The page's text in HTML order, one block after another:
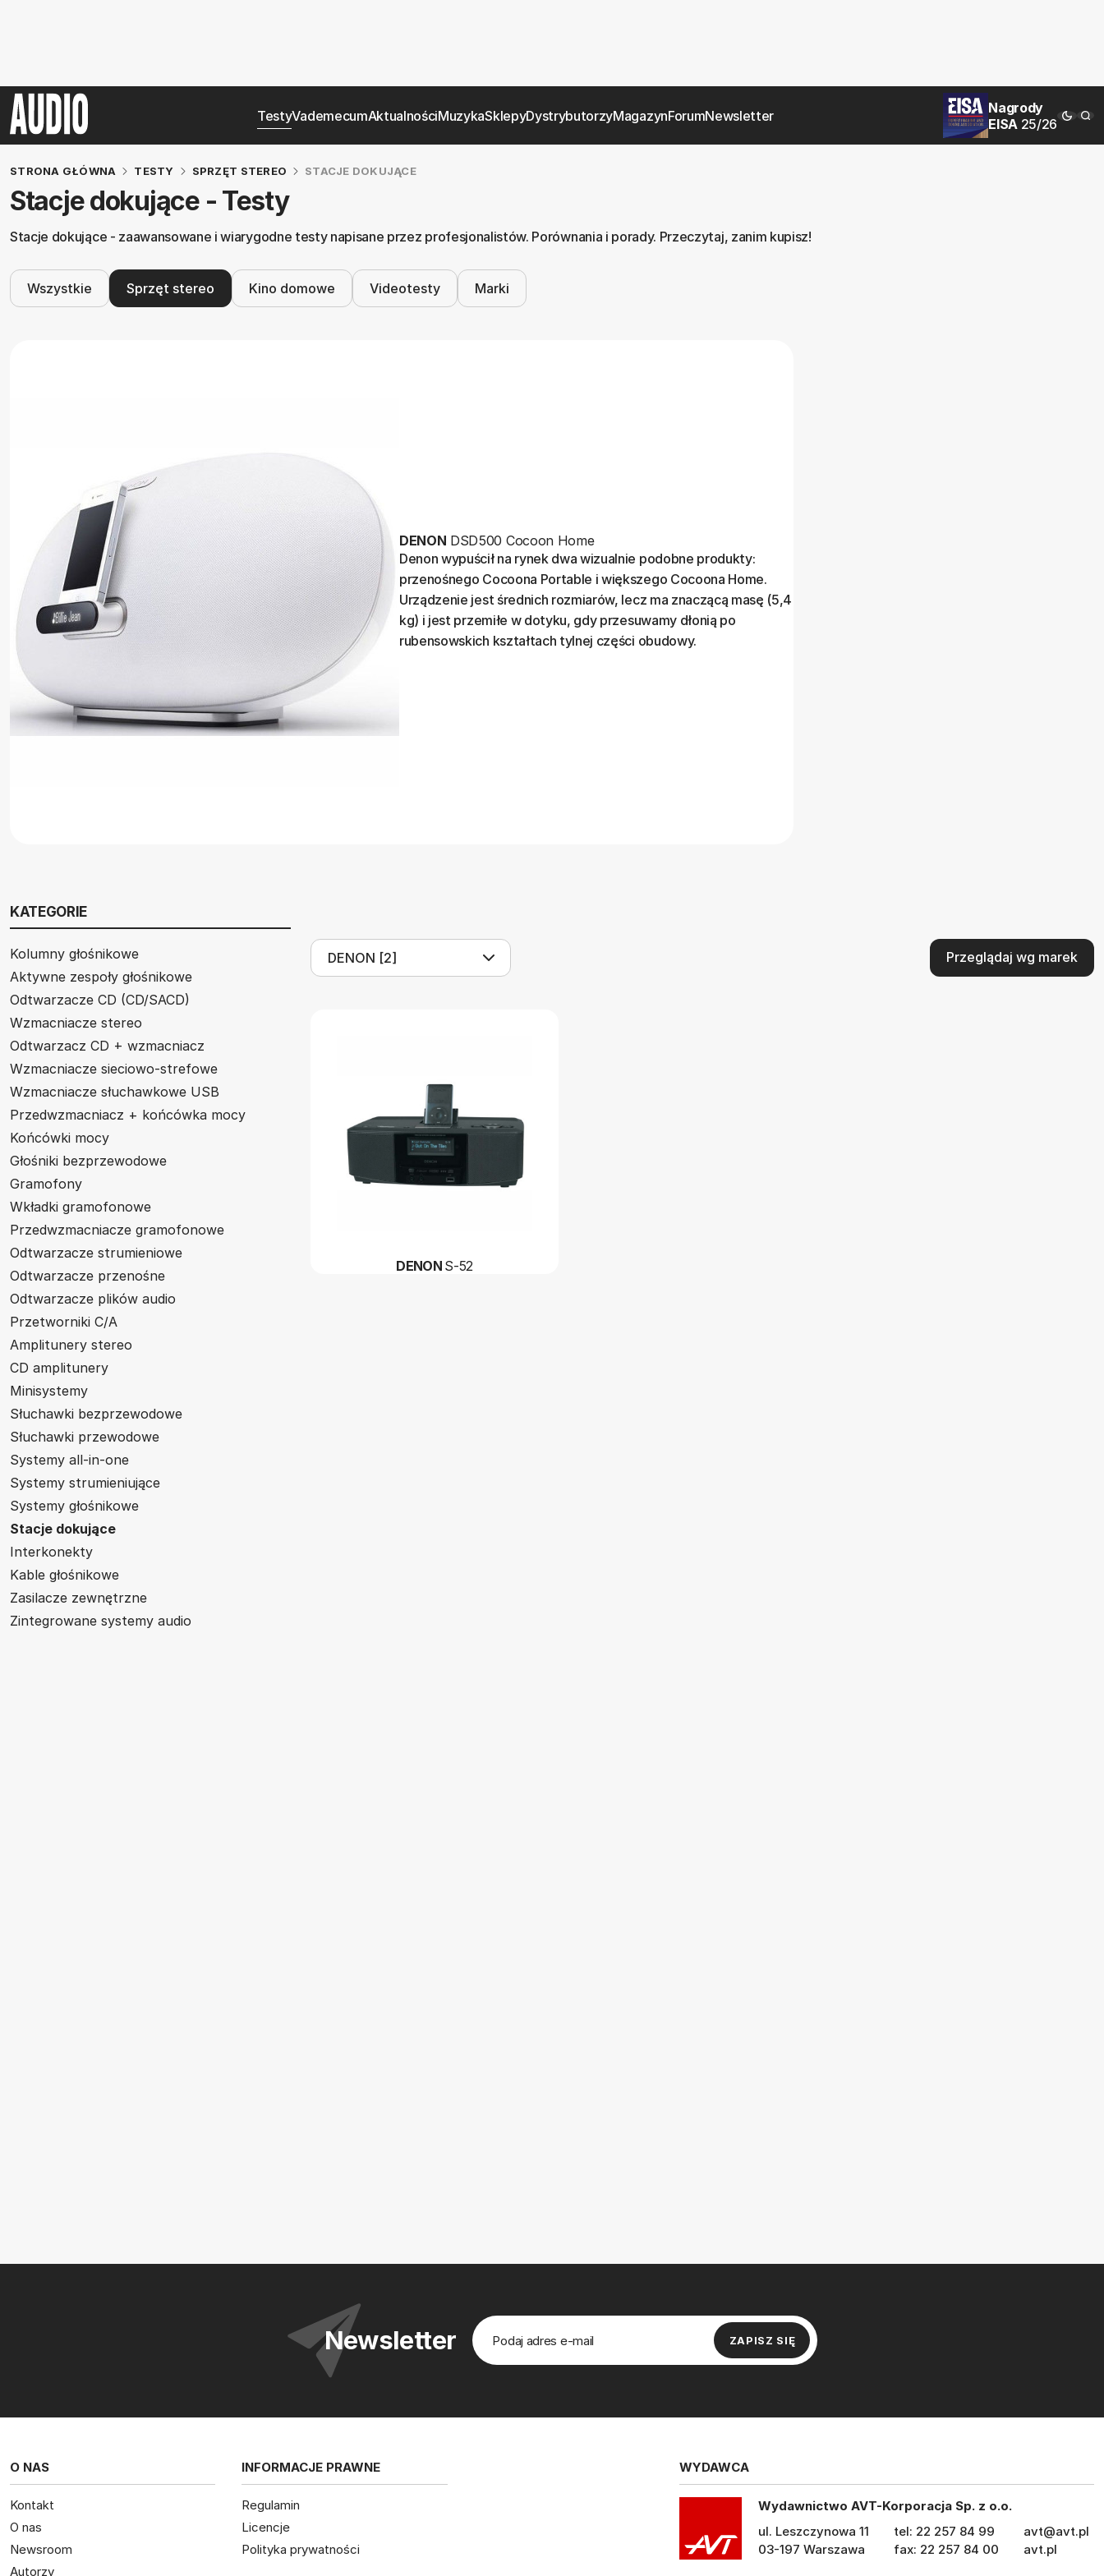
TestyVademecumAktualnościMuzykaSklepyDystrybutorzyMagazynForumNewsletter
Nagrody
EISA 25/26
STRONA GŁÓWNA TESTY SPRZĘT STEREO STACJE DOKUJĄCE
Stacje dokujące - Testy
Stacje dokujące - zaawansowane i wiarygodne testy napisane przez profesjonalistów. Porównania i porady. Przeczytaj, zanim kupisz!
Wszystkie Sprzęt stereo Kino domowe Videotesty Marki
DENON DSD500 Cocoon Home
Denon wypuścił na rynek dwa wizualnie podobne produkty:
przenośnego Cocoona Portable i większego Cocoona Home.
Urządzenie jest średnich rozmiarów, lecz ma znaczącą masę (5,4
kg) i jest przemiłe w dotyku, gdy przesuwamy dłonią po
rubensowskich kształtach tylnej części obudowy.
KATEGORIE
Kolumny głośnikowe
Aktywne zespoły głośnikowe
Odtwarzacze CD (CD/SACD)
Wzmacniacze stereo
Odtwarzacz CD + wzmacniacz
Wzmacniacze sieciowo-strefowe
Wzmacniacze słuchawkowe USB
Przedwzmacniacz + końcówka mocy
Końcówki mocy
Głośniki bezprzewodowe
Gramofony
Wkładki gramofonowe
Przedwzmacniacze gramofonowe
Odtwarzacze strumieniowe
Odtwarzacze przenośne
Odtwarzacze plików audio
Przetworniki C/A
Amplitunery stereo
CD amplitunery
Minisystemy
Słuchawki bezprzewodowe
Słuchawki przewodowe
Systemy all-in-one
Systemy strumieniujące
Systemy głośnikowe
Stacje dokujące
Interkonekty
Kable głośnikowe
Zasilacze zewnętrzne
Zintegrowane systemy audio
Przeglądaj wg marek
DENON S-52
Newsletter
O NAS
Kontakt
O nas
Newsroom
Autorzy
INFORMACJE PRAWNE
Regulamin
Licencje
Polityka prywatności
WYDAWCA
Wydawnictwo AVT-Korporacja Sp. z o.o.
ul. Leszczynowa 11
03-197 Warszawa
tel: 22 257 84 99
fax: 22 257 84 00
avt@avt.pl
avt.pl